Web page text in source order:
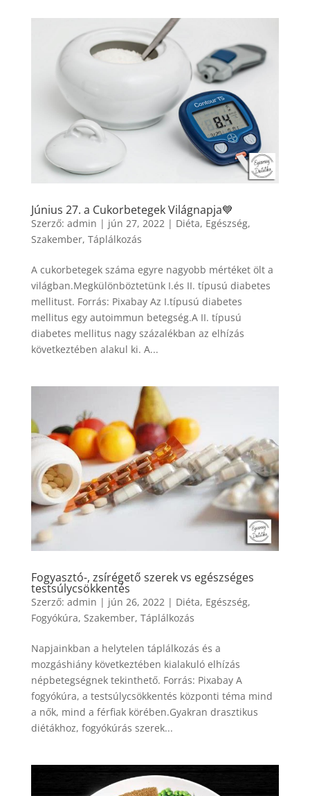
Június 27. a Cukorbetegek Világnapja💙
Szerző: admin | jún 27, 2022 | Diéta, Egészség,
Szakember, Táplálkozás
A cukorbetegek száma egyre nagyobb mértéket ölt a
világban.Megkülönböztetünk I.és II. típusú diabetes
mellitust. Forrás: Pixabay Az I.típusú diabetes
mellitus egy autoimmun betegség.A II. típusú
diabetes mellitus nagy százalékban az elhízás
következtében alakul ki. A...
Fogyasztó-, zsírégető szerek vs egészséges
testsúlycsökkentés
Szerző: admin | jún 26, 2022| Diéta, Egészség,
Fogyókúra, Szakember, Táplálkozás
Napjainkban a helytelen táplálkozás és a
mozgáshiány következtében kialakuló elhízás
népbetegségnek tekinthető. Forrás: Pixabay A
fogyókúra, a testsúlycsökkentés központi téma mind
a nők, mind a férfiak körében.Gyakran drasztikus
diétákhoz, fogyókúrás szerek...